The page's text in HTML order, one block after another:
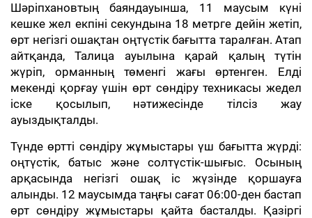
Шәріпхановтың баяндауынша, 11 маусым күні
кешке жел екпіні секундына 18 метрге дейін жетіп,
өрт негізгі ошақтан оңтүстік бағытта таралған. Атап
айтқанда, Талица ауылына қарай қалың түтін
жүріп, орманның төменгі жағы өртенген. Елді
мекенді қорғау үшін өрт сөндіру техникасы жедел
іске қосылып, нәтижесінде тілсіз жау
ауыздықталды.
Түнде өртті сөндіру жұмыстары үш бағытта жүрді:
оңтүстік, батыс және солтүстік-шығыс. Осының
арқасында негізгі ошақ іс жүзінде қоршауға
алынды. 12 маусымда таңғы сағат 06:00-ден бастап
өрт сөндіру жұмыстары қайта басталды. Қазіргі